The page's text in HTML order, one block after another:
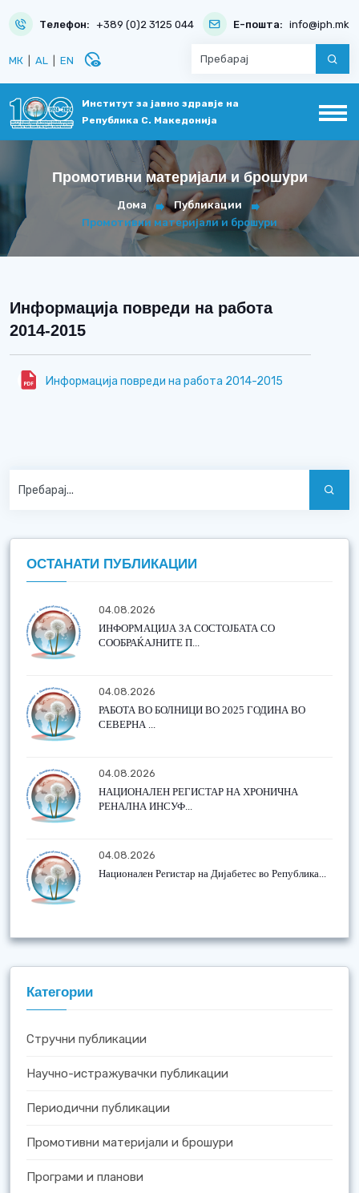
Телефон: +389 (0)2 3125 044 Е-пошта: info@iph.mk
МК AL EN disabled_visible
Институт за јавно здравје на
Република С. Македонија
Промотивни материјали и брошури
Дома
Публикации
Промотивни материјали и брошури
Информација повреди на работа
2014-2015
Информација повреди на работа 2014-2015
ОСТАНАТИ ПУБЛИКАЦИИ
04.08.2026
ИНФОРМАЦИЈА ЗА СОСТОЈБАТА СО
СООБРАЌАЈНИТЕ П...
04.08.2026
РАБОТА ВО БОЛНИЦИ ВО 2025 ГОДИНА ВО
СЕВЕРНА ...
04.08.2026
НАЦИОНАЛЕН РЕГИСТАР НА ХРОНИЧНА
РЕНАЛНА ИНСУФ...
04.08.2026
Национален Регистар на Дијабетес во Република...
Категории
Стручни публикации
Научно-истражувачки публикации
Периодични публикации
Промотивни материјали и брошури
Програми и планови